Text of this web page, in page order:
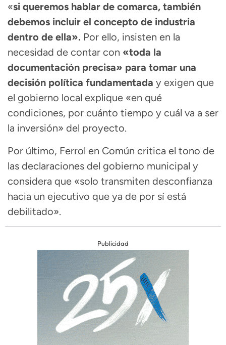
«si queremos hablar de comarca, también
debemos incluir el concepto de industria
dentro de ella». Por ello, insisten en la
necesidad de contar con «toda la
documentación precisa» para tomar una
decisión política fundamentada y exigen que
el gobierno local explique «en qué
condiciones, por cuánto tiempo y cuál va a ser
la inversión» del proyecto.
Por último, Ferrol en Común critica el tono de
las declaraciones del gobierno municipal y
considera que «solo transmiten desconfianza
hacia un ejecutivo que ya de por sí está
debilitado».
Publicidad